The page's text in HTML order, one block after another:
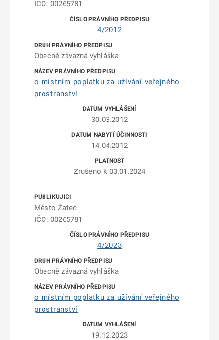
IČO: 00265781
4/2012
Obecně závazná vyhláška
o místním poplatku za užívání veřejného
prostranství
30.03.2012
14.04.2012
Zrušeno k 03.01.2024
Město Žatec
IČO: 00265781
4/2023
Obecně závazná vyhláška
o místním poplatku za užívání veřejného
prostranství
19.12.2023